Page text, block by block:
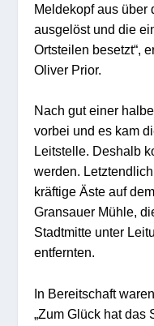
Meldekopf aus über
ausgelöst und die
Ortsteilen besetzt“,
Oliver Prior.
Nach gut einer
vorbei und es kam
Leitstelle. Deshalb
werden.
kräftige Äste auf
Gransauer Mühle,
Stadtmitte unter
entfernten.
In Bereitschaft
„Zum Glück hat das